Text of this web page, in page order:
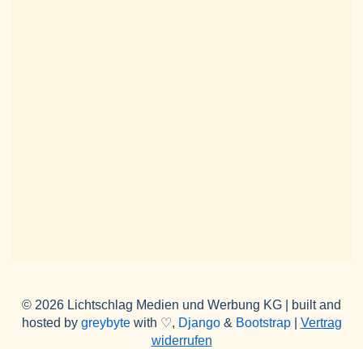
© 2026 Lichtschlag Medien und Werbung KG | built and
hosted by greybytewith ♡, Django& Bootstrap| Vertrag
widerrufen